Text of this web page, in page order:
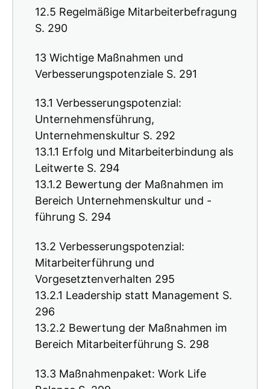
12.5 Regelmäßige Mitarbeiterbefragung
S. 290
13 Wichtige Maßnahmen und
Verbesserungspotenziale S. 291
13.1 Verbesserungspotenzial:
Unternehmensführung,
Unternehmenskultur S. 292
13.1.1 Erfolg und Mitarbeiterbindung als
Leitwerte S. 294
13.1.2 Bewertung der Maßnahmen im
Bereich Unternehmenskultur und -
führung S. 294
13.2 Verbesserungspotenzial:
Mitarbeiterführung und
Vorgesetztenverhalten 295
13.2.1 Leadership statt Management S.
296
13.2.2 Bewertung der Maßnahmen im
Bereich Mitarbeiterführung S. 298
13.3 Maßnahmenpaket: Work Life